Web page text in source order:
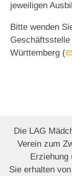
Unsere
Themen
jeweiligen
Bitte wenden
Württemberg (
Die LAG
Verein zum
Erziehung
Sie erhalten